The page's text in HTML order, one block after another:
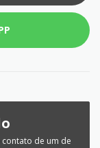
de um de